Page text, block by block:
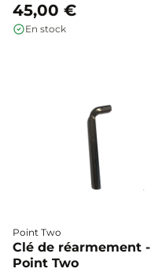
profondeur, élimine les taches et
neutralise les odeurs pour
préserver performance, hygiène
45,00 €
En stock
Point Two
Clé de réarmement -
Point Two